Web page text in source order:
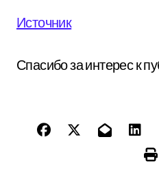
Источник
Спасибо за интерес к